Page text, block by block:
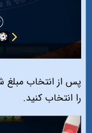
پس از انتخاب
را انتخاب کنید.